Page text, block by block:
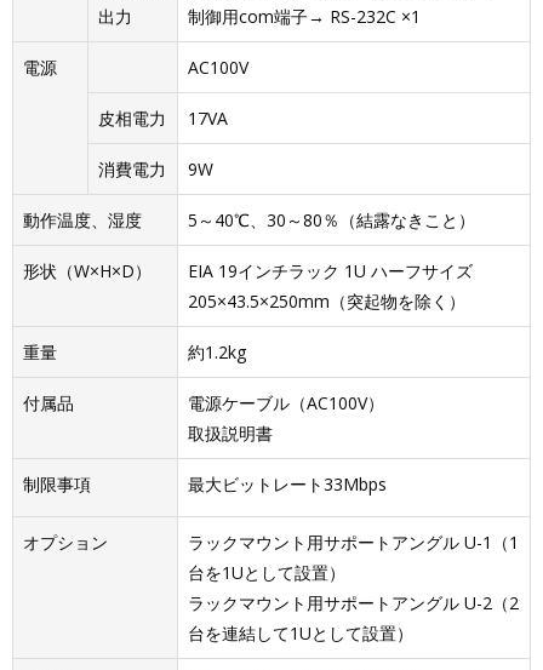
出力
制御用com端子→ RS-232C ×1
電源 AC100V
皮相電力 17VA
消費電力 9W
動作温度、湿度 5～40℃、30～80％（結露なきこと）
形状（W×H×D）
EIA 19インチラック 1U ハーフサイズ
205×43.5×250mm（突起物を除く）
重量 約1.2kg
付属品
電源ケーブル（AC100V）
取扱説明書
制限事項 最大ビットレート33Mbps
オプション
ラックマウント用サポートアングル U-1（1
台を1Uとして設置）
ラックマウント用サポートアングル U-2（2
台を連結して1Uとして設置）